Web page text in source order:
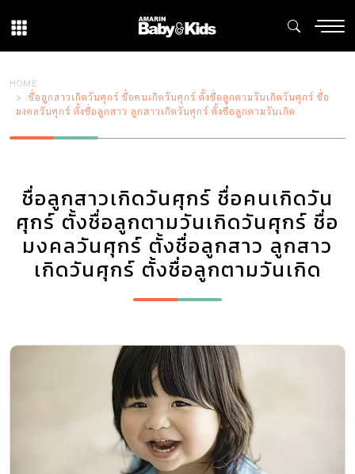
HOME
ชื่อลูกสาวเกิดวันศุกร์ ชื่อคนเกิดวันศุกร์ ตั้งชื่อลูกตามวันเกิดวันศุกร์ ชื่อ
มงคลวันศุกร์ ตั้งชื่อลูกสาว ลูกสาวเกิดวันศุกร์ ตั้งชื่อลูกตามวันเกิด
ชื่อลูกสาวเกิดวันศุกร์ ชื่อคนเกิดวัน
ศุกร์ ตั้งชื่อลูกตามวันเกิดวันศุกร์ ชื่อ
มงคลวันศุกร์ ตั้งชื่อลูกสาว ลูกสาว
เกิดวันศุกร์ ตั้งชื่อลูกตามวันเกิด